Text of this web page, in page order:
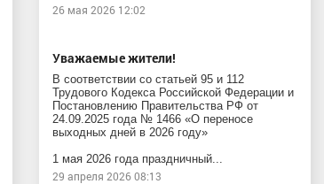
26 мая 2026 12:02
Уважаемые жители!
В соответствии со статьей 95 и 112
Трудового Кодекса Российской Федерации и
Постановлению Правительства РФ от
24.09.2025 года № 1466 «О переносе
выходных дней в 2026 году»
1 мая 2026 года праздничный...
29 апреля 2026 08:13